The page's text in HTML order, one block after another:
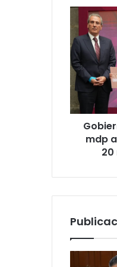
Gobierno
de
Pepe
Chedraui
suma
1.2
mdp
apoyos
lluvias;
entregan
mil,
125
mil
pesos
mdp
20